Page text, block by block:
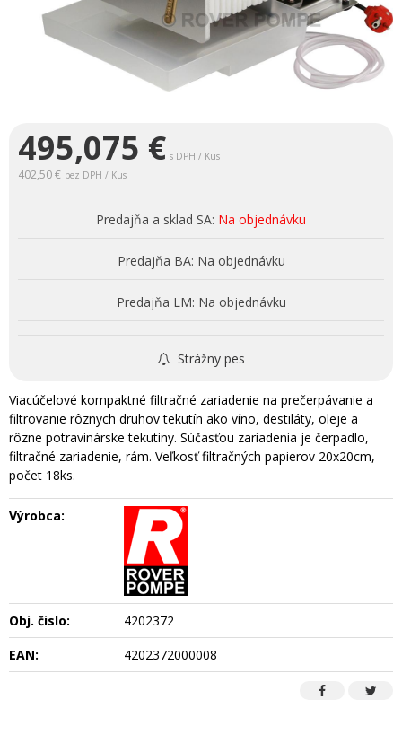
495,075 € s DPH / Kus
402,50 € bez DPH / Kus
Predajňa a sklad SA: Na objednávku
Predajňa BA: Na objednávku
Predajňa LM: Na objednávku
Strážny pes
Viacúčelové kompaktné filtračné zariadenie na prečerpávanie a
filtrovanie rôznych druhov tekutín ako víno, destiláty, oleje a
rôzne potravinárske tekutiny. Súčasťou zariadenia je čerpadlo,
filtračné zariadenie, rám. Veľkosť filtračných papierov 20x20cm,
počet 18ks.
Výrobca:
Obj. čislo:
4202372
EAN:
4202372000008